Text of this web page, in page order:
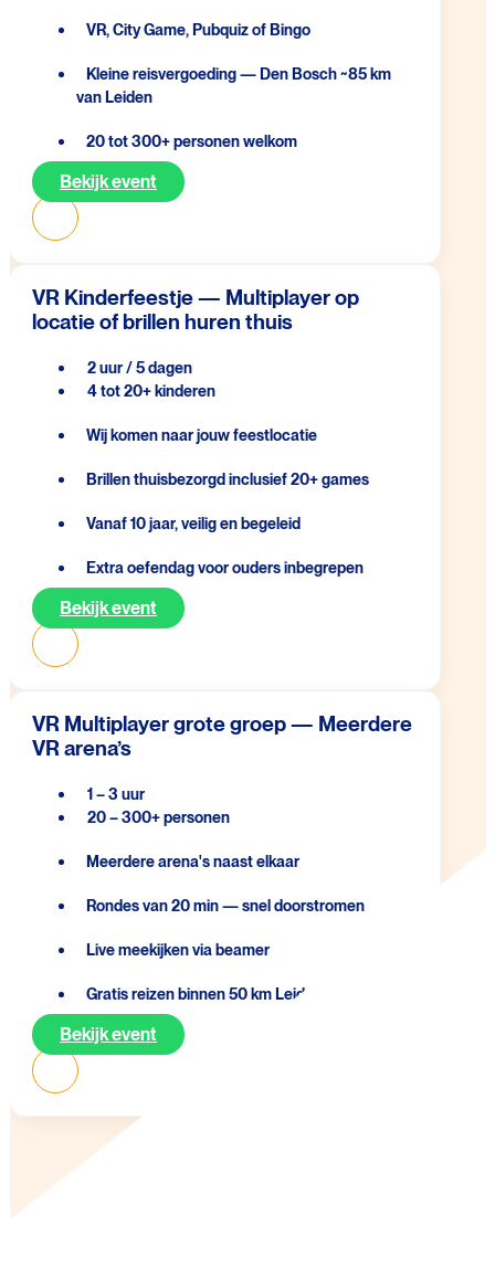
VR, City Game, Pubquiz of Bingo
Kleine reisvergoeding — Den Bosch ~85 km
van Leiden
20 tot 300+ personen welkom
Bekijk event
VR Kinderfeestje — Multiplayer op
locatie of brillen huren thuis
2 uur / 5 dagen
4 tot 20+ kinderen
Wij komen naar jouw feestlocatie
Brillen thuisbezorgd inclusief 20+ games
Vanaf 10 jaar, veilig en begeleid
Extra oefendag voor ouders inbegrepen
Bekijk event
VR Multiplayer grote groep — Meerdere
VR arena’s
1 – 3 uur
20 – 300+ personen
Meerdere arena's naast elkaar
Rondes van 20 min — snel doorstromen
Live meekijken via beamer
Gratis reizen binnen 50 km Leiden
Bekijk event